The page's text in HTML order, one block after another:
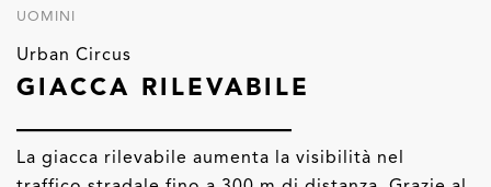
UOMINI
Urban Circus
GIACCA RILEVABILE
La giacca rilevabile aumenta la visibilità nel